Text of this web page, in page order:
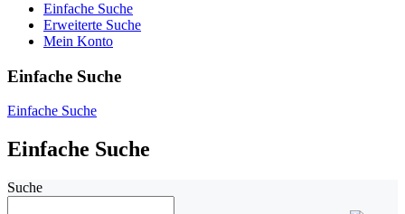
Einfache Suche
Erweiterte Suche
Mein Konto
Einfache Suche
Einfache Suche
Einfache Suche
Suche